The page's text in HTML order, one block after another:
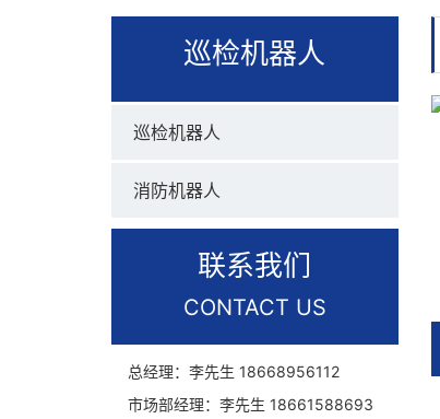
巡检机器人
巡检机器人
消防机器人
联系我们
CONTACT US
总经理：李先生 18668956112
市场部经理：李先生 18661588693